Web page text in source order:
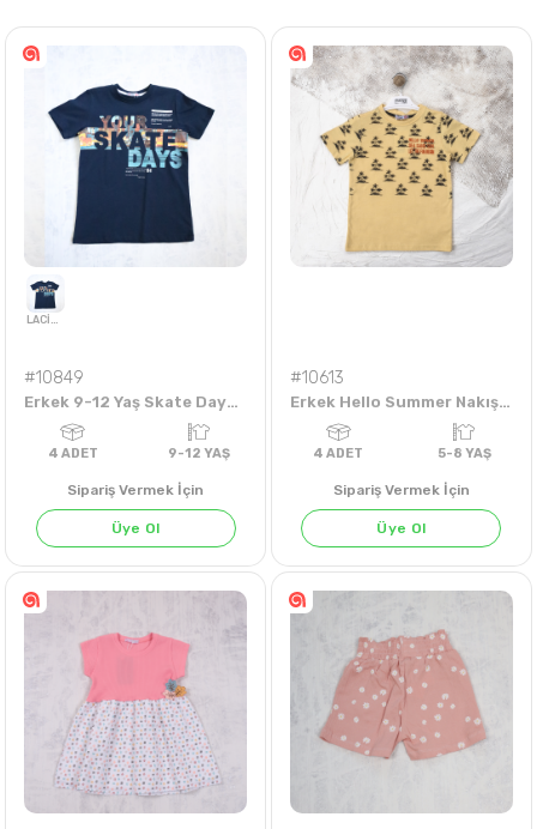
Nasıl Sipariş Veririm?
#10849
Erkek 9-12 Yaş Skate Days Baskılı Tişört
ADET 9-12 YAŞ
Sipariş Vermek İçin
Üye Ol
#10613
Erkek Hello Summer Nakışlı Baskılı 5-8 Yaş Tişört
ADET
Sipariş Vermek İçin
Üye Ol